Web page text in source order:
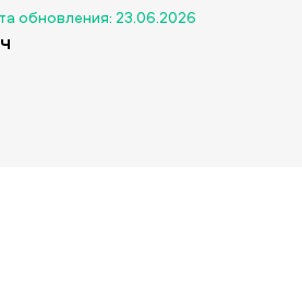
обновления: 23.06.2026